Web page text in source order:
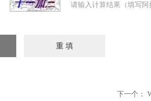
请输入计算结果（填写
下一个：